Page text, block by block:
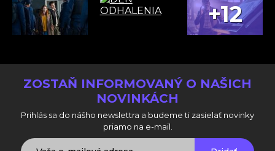
+12
ZOSTAŇ INFORMOVANÝ O NAŠICH
NOVINKÁCH
Prihlás sa do nášho newslettra a budeme ti zasielať novinky
priamo na e-mail.